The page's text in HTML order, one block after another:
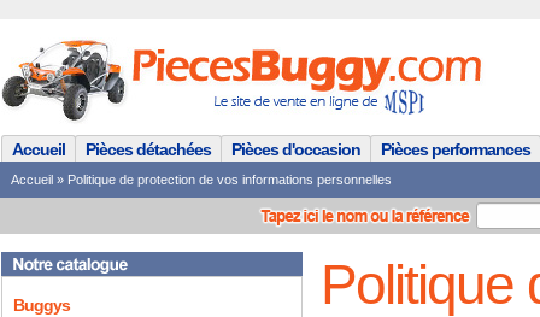
Accueil Pièces détachées Pièces d'occasion Pièces performances
Accueil » Politique de protection de vos informations personnelles
Buggys
Politique